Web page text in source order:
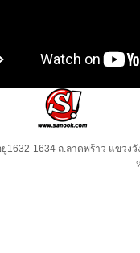
1632-1634 ถ.ลาดพร้าว แขวง